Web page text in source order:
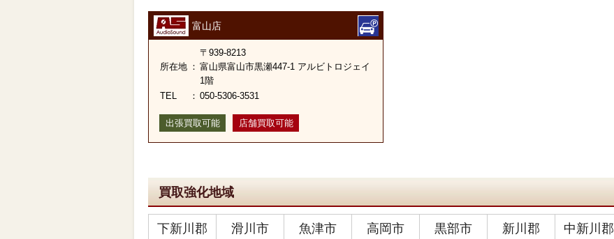
富山店
所在地 ：
〒939-8213
富山県富山市黒瀬447-1 アルビトロジェイ
1階
TEL
： 050-5306-3531
出張買取可能 店舗買取可能
買取強化地域
下新川郡 滑川市 魚津市 高岡市 黒部市 新川郡 中新川郡